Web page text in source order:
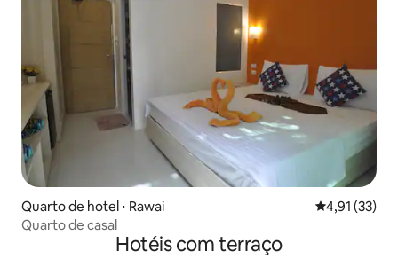
Quarto de hotel ⋅ Rawai 4,91 de uma
4,91 (33)
Quarto de casal
Hotéis com terraço